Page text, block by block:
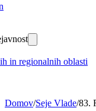
in regionalnih oblasti
Domov/Seje Vlade/83.